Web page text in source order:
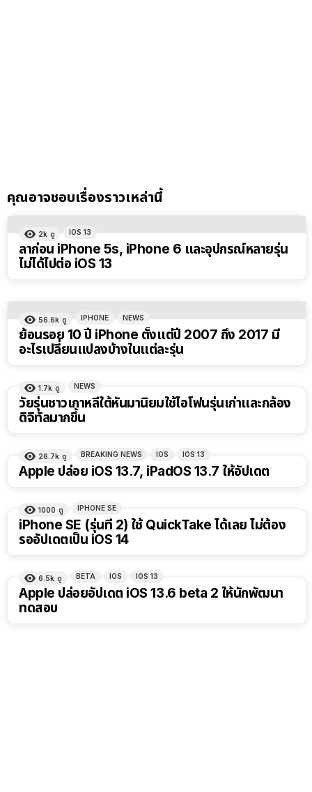
คุณอาจชอบเรื่องราวเหล่านี้
2k ดู IOS 13
ลาก่อน iPhone 5s, iPhone 6 และอุปกรณ์หลายรุ่น
ไม่ได้ไปต่อ iOS 13
56.6k ดู IPHONE NEWS
ย้อนรอย 10 ปี iPhone ตั้งแต่ปี 2007 ถึง 2017 มี
อะไรเปลี่ยนแปลงบ้างในแต่ละรุ่น
1.7k ดู NEWS
วัยรุ่นชาวเกาหลีใต้หันมานิยมใช้ไอโฟนรุ่นเก่าและกล้อง
ดิจิทัลมากขึ้น
26.7k ดู BREAKING NEWS IOS IOS 13
Apple ปล่อย iOS 13.7, iPadOS 13.7 ให้อัปเดต
1000 ดู IPHONE SE
iPhone SE (รุ่นที่ 2) ใช้ QuickTake ได้เลย ไม่ต้อง
รออัปเดตเป็น iOS 14
6.5k ดู BETA IOS IOS 13
Apple ปล่อยอัปเดต iOS 13.6 beta 2 ให้นักพัฒนา
ทดสอบ